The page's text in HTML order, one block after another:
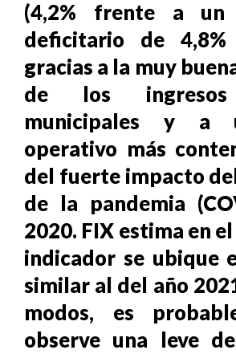
(4,2% frente a un
deficitario de
gracias a la muy
de los ingresos
municipales y a
operativo más
del fuerte impacto
de la pandemia
2020. FIX estima en
indicador se ubique
similar al del año
modos, es
observe una leve